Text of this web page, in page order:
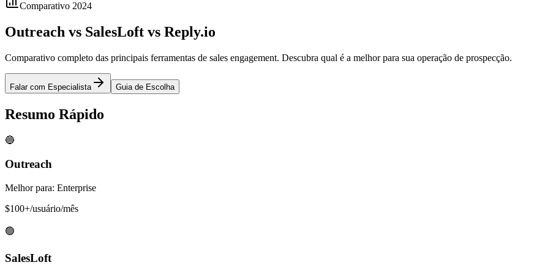
Comparativo 2024
Outreach vs SalesLoft vs Reply.io
Comparativo completo das principais ferramentas de sales engagement. Descubra qual é a melhor para sua operação de prospecção.
Falar com Especialista Guia de Escolha
Resumo Rápido
🔵
Outreach
Melhor para: Enterprise
$100+/usuário/mês
🟢
SalesLoft